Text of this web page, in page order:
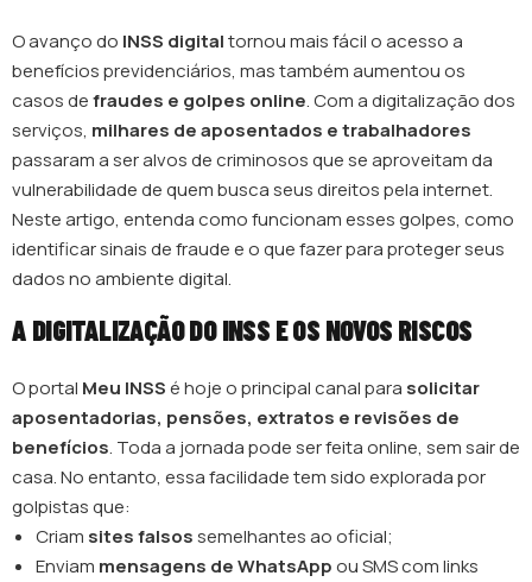
O avanço do INSS digitaltornou mais fácil o acesso a
benefícios previdenciários, mas também aumentou os
casos defraudes e golpes online. Com a digitalização dos
serviços, milhares de aposentados e trabalhadores
passaram a ser alvos de criminosos que se aproveitam da
vulnerabilidade de quem busca seus direitos pela internet.
Neste artigo, entenda como funcionam esses golpes, como
identificar sinais de fraude e o que fazer para proteger seus
dados no ambiente digital.
A DIGITALIZAÇÃO DO INSS E OS NOVOS RISCOS
O portal Meu INSSé hoje o principal canal para solicitar
aposentadorias, pensões, extratos e revisões de
benefícios. Toda a jornada pode ser feita online, sem sair de
casa. No entanto, essa facilidade tem sido explorada por
golpistas que:
Criam sites falsossemelhantes ao oficial;
Enviam mensagens de WhatsAppou SMS com links